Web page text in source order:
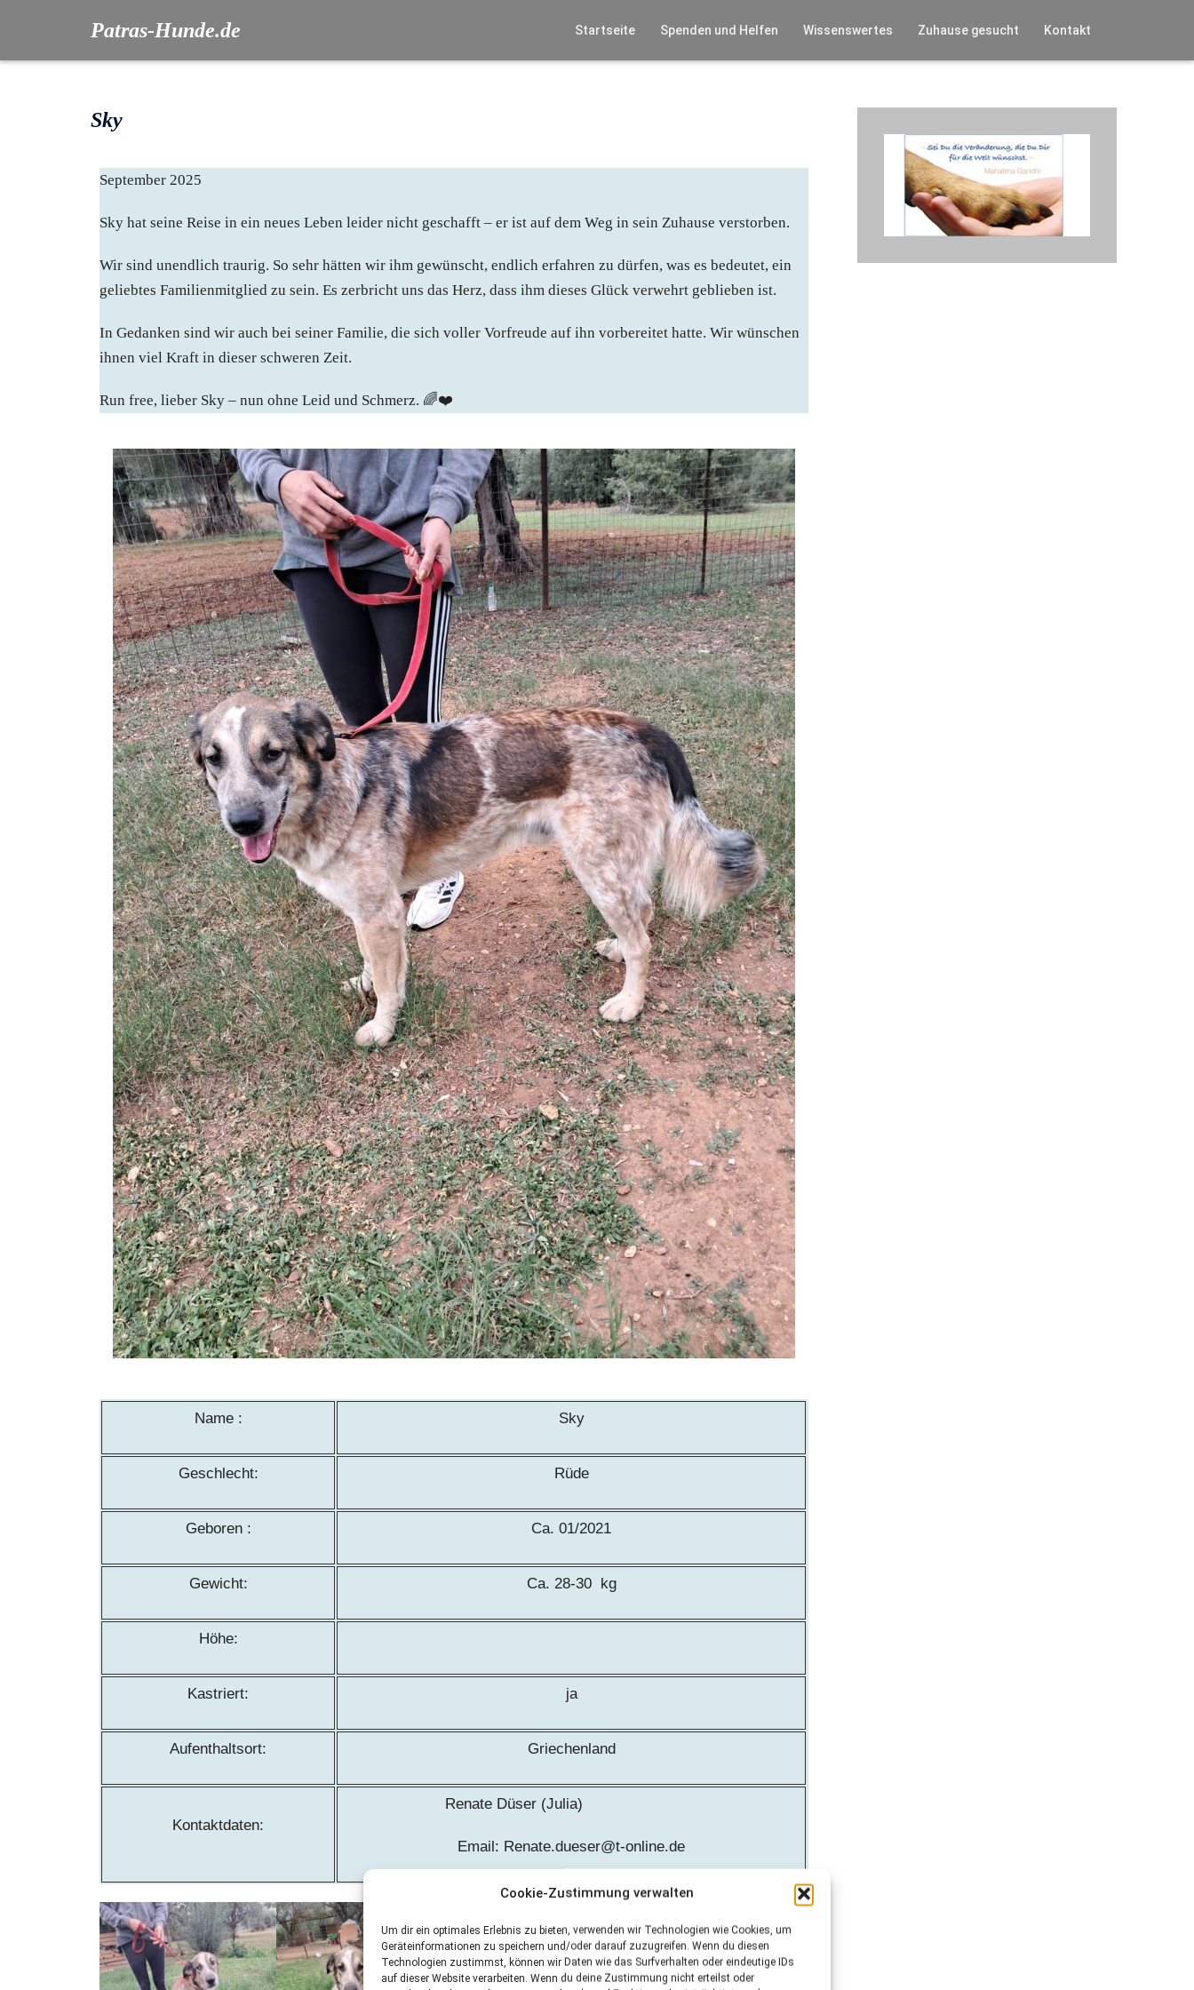
Cookie-Zustimmung verwalten
Um dir ein optimales Erlebnis zu bieten, verwenden wir Technologien wie Cookies, um
Geräteinformationen zu speichern und/oder darauf zuzugreifen. Wenn du diesen
Technologien zustimmst, können wir Daten wie das Surfverhalten oder eindeutige IDs
auf dieser Website verarbeiten. Wenn du deine Zustimmung nicht erteilst oder
Patras-Hunde.de Startseite Spenden und Helfen Wissenswertes Zuhause gesucht Kontakt
Sky
September 2025
Sky hat seine Reise in ein neues Leben leider nicht geschafft – er ist auf dem Weg in sein Zuhause verstorben.
Wir sind unendlich traurig. So sehr hätten wir ihm gewünscht, endlich erfahren zu dürfen, was es bedeutet, ein
geliebtes Familienmitglied zu sein. Es zerbricht uns das Herz, dass ihm dieses Glück verwehrt geblieben ist.
In Gedanken sind wir auch bei seiner Familie, die sich voller Vorfreude auf ihn vorbereitet hatte. Wir wünschen
ihnen viel Kraft in dieser schweren Zeit.
Run free, lieber Sky – nun ohne Leid und Schmerz. 🌈❤️
Name : Sky
Geschlecht: Rüde
Geboren : Ca. 01/2021
Gewicht: Ca. 28-30 kg
Höhe:
Kastriert: ja
Aufenthaltsort: Griechenland
Kontaktdaten:
Renate Düser (Julia)
Email: Renate.dueser@t-online.de